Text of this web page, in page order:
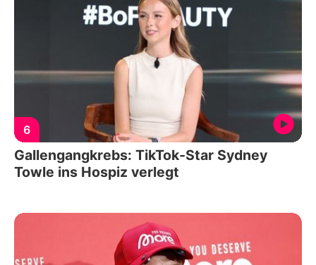
6
Gallengangkrebs: TikTok-Star Sydney
Towle ins Hospiz verlegt